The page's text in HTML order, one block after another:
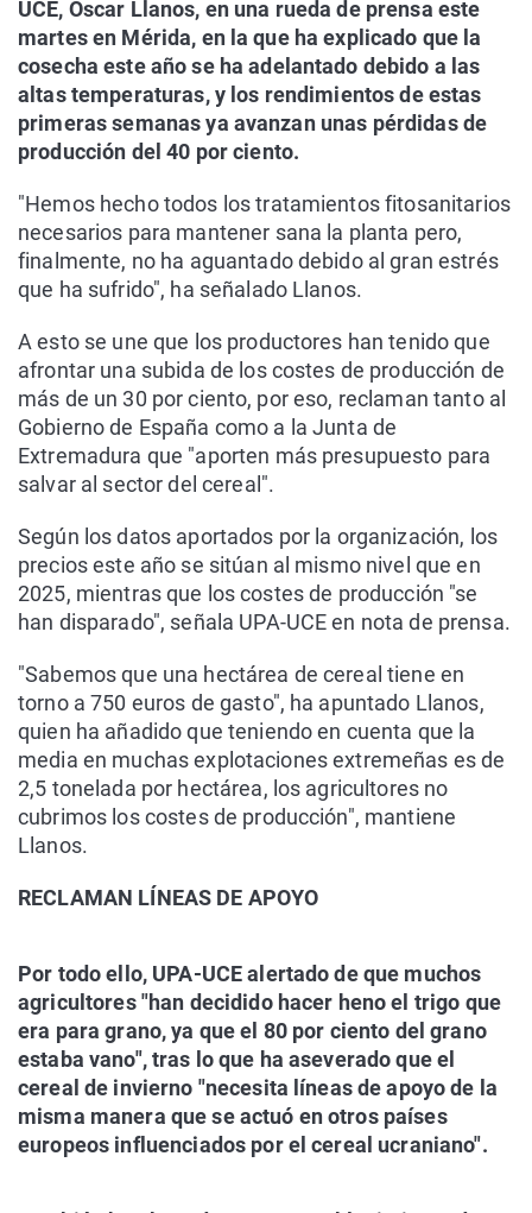
UCE, Óscar Llanos, en una rueda de prensa este
martes en Mérida, en la que ha explicado que la
cosecha este año se ha adelantado debido a las
altas temperaturas, y los rendimientos de estas
primeras semanas ya avanzan unas pérdidas de
producción del 40 por ciento.
"Hemos hecho todos los tratamientos fitosanitarios
necesarios para mantener sana la planta pero,
finalmente, no ha aguantado debido al gran estrés
que ha sufrido", ha señalado Llanos.
A esto se une que los productores han tenido que
afrontar una subida de los costes de producción de
más de un 30 por ciento, por eso, reclaman tanto al
Gobierno de España como a la Junta de
Extremadura que "aporten más presupuesto para
salvar al sector del cereal".
Según los datos aportados por la organización, los
precios este año se sitúan al mismo nivel que en
2025, mientras que los costes de producción "se
han disparado", señala UPA-UCE en nota de prensa.
"Sabemos que una hectárea de cereal tiene en
torno a 750 euros de gasto", ha apuntado Llanos,
quien ha añadido que teniendo en cuenta que la
media en muchas explotaciones extremeñas es de
2,5 tonelada por hectárea, los agricultores no
cubrimos los costes de producción", mantiene
Llanos.
RECLAMAN LÍNEAS DE APOYO
Por todo ello, UPA-UCE alertado de que muchos
agricultores "han decidido hacer heno el trigo que
era para grano, ya que el 80 por ciento del grano
estaba vano", tras lo que ha aseverado que el
cereal de invierno "necesita líneas de apoyo de la
misma manera que se actuó en otros países
europeos influenciados por el cereal ucraniano".